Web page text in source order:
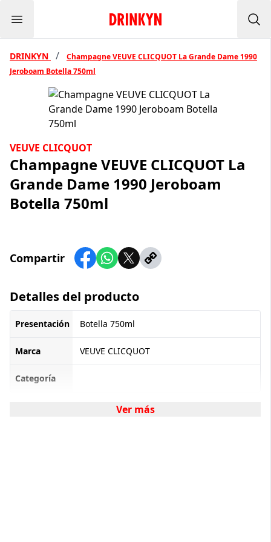
Menu Inicio Drinkyn
DRINKYN /
Champagne VEUVE CLICQUOT La Grande Dame 1990
Jeroboam Botella 750ml
VEUVE CLICQUOT
Champagne VEUVE CLICQUOT La
Grande Dame 1990 Jeroboam
Botella 750ml
Compartir
Detalles del producto
Presentación Botella 750ml
Marca VEUVE CLICQUOT
Categoría
Ver más